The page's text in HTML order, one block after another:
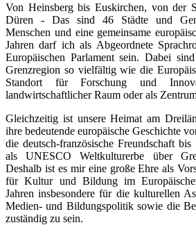
Von Heinsberg bis Euskirchen, von der
Düren - Das sind 46 Städte und
Menschen und eine gemeinsame
Jahren darf ich als Abgeordnete
Europäischen Parlament sein. Dabei
Grenzregion so vielfältig wie die
Standort für Forschung und
landwirtschaftlicher Raum oder als
Gleichzeitig ist unsere Heimat am
ihre bedeutende europäische Geschichte
die deutsch-französische Freundschaft
als UNESCO Weltkulturerbe über
Deshalb ist es mir eine große Ehre als
für Kultur und Bildung im
Jahren insbesondere für die kulturellen
Medien- und Bildungspolitik sowie die
zuständig zu sein.